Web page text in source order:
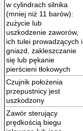
w cylindrach silnika
(mniej niż 11 barów):
zużycie lub
uszkodzenie zaworów,
ich tulei prowadzących i
gniazd, zakleszczanie
się lub pękanie
pierścieni tłokowych
Czujnik położenia
przepustnicy jest
uszkodzony
Zawór sterujący
prędkością biegu